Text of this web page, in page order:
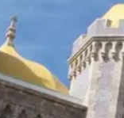
Bike Tours